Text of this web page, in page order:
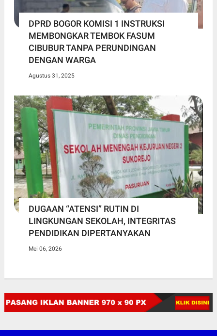
DPRD BOGOR KOMISI 1 INSTRUKSI
MEMBONGKAR TEMBOK FASUM
CIBUBUR TANPA PERUNDINGAN
DENGAN WARGA
Agustus 31, 2025
DUGAAN “ATENSI” RUTIN DI
LINGKUNGAN SEKOLAH, INTEGRITAS
PENDIDIKAN DIPERTANYAKAN
Mei 06, 2026